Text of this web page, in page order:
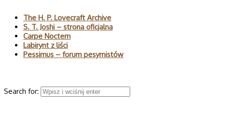
The H. P. Lovecraft Archive
S. T. Joshi – strona oficjalna
Carpe Noctem
Labirynt z liści
Pessimus – forum pesymistów
Search for: